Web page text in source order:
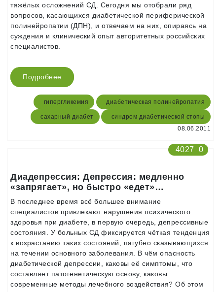
тяжёлых осложнений СД. Сегодня мы отобрали ряд
вопросов, касающихся диабетической периферической
полинейропатии (ДПН), и отвечаем на них, опираясь на
суждения и клинический опыт авторитетных российских
специалистов.
Подробнее
гипергликемия диабетическая полинейропатия
сахарный диабет
синдром диабетической стопы
08.06.2011
4027 0
Диадепрессия: Депрессия: медленно
«запрягает», но быстро «едет»…
В последнее время всё большее внимание
специалистов привлекают нарушения психического
здоровья при диабете, в первую очередь, депрессивные
состояния. У больных СД фиксируется чёткая тенденция
к возрастанию таких состояний, пагубно сказывающихся
на течении основного заболевания. В чём опасность
диабетической депрессии, каковы её симптомы, что
составляет патогенетическую основу, каковы
современные методы лечебного воздействия? Об этом